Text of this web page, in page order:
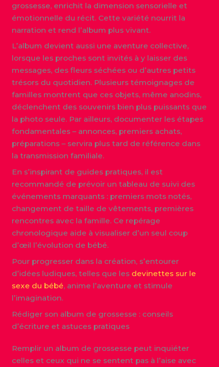
grossesse, enrichit la dimension sensorielle et
émotionnelle du récit. Cette variété nourrit la
narration et rend l’album plus vivant.
L’album devient aussi une aventure collective,
lorsque les proches sont invités à y laisser des
messages, des fleurs séchées ou d’autres petits
trésors du quotidien. Plusieurs témoignages de
familles montrent que ces objets, même anodins,
déclenchent des souvenirs bien plus puissants que
la photo seule. Par ailleurs, documenter les étapes
fondamentales – annonces, premiers achats,
préparations – servira plus tard de référence dans
la transmission familiale.
En s’inspirant de guides pratiques, il est
recommandé de prévoir un tableau de suivi des
événements marquants : premiers mots notés,
changement de taille de vêtements, premières
rencontres avec la famille. Ce repérage
chronologique aide à visualiser d’un seul coup
d’œil l’évolution de bébé.
Pour progresser dans la création, s’entourer
d’idées ludiques, telles que les devinettes sur le
sexe du bébé, anime l’aventure et stimule
l’imagination.
Rédiger son album de grossesse : conseils
d’écriture et astuces pratiques
Remplir un album de grossesse peut inquiéter
celles et ceux qui ne se sentent pas à l’aise avec